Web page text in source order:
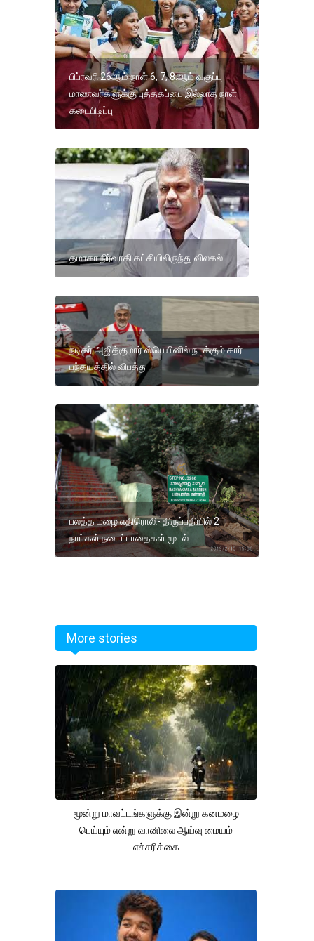
பிப்ரவரி 26ஆம் நாள் 6, 7, 8.ஆம் வகுப்பு
மாணவர்களுக்கு புத்தகப்பை இல்லாத நாள்
கடைபிடிப்பு
தமாகா நிர்வாகி கட்சியிலிருந்து விலகல்
நடிகர் அஜித்குமார் ஸ்பெயினில் நடக்கும் கார்
பந்தயத்தில் விபத்து
பலத்த மழை எதிரொலி- திருப்பதியில் 2
நாட்கள் நடைப்பாதைகள் மூடல்
More stories
மூன்று மாவட்டங்களுக்கு இன்று கனமழை
பெய்யும் என்று வானிலை ஆய்வு மையம்
எச்சரிக்கை